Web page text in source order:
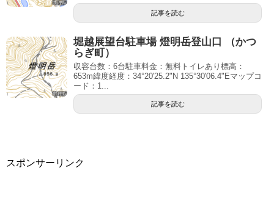
記事を読む
堀越展望台駐車場 燈明岳登山口 （かつ
らぎ町）
収容台数：6台駐車料金：無料トイレあり標高：
653m緯度経度：34°20'25.2"N 135°30'06.4"Eマップコ
ード：1...
記事を読む
スポンサーリンク